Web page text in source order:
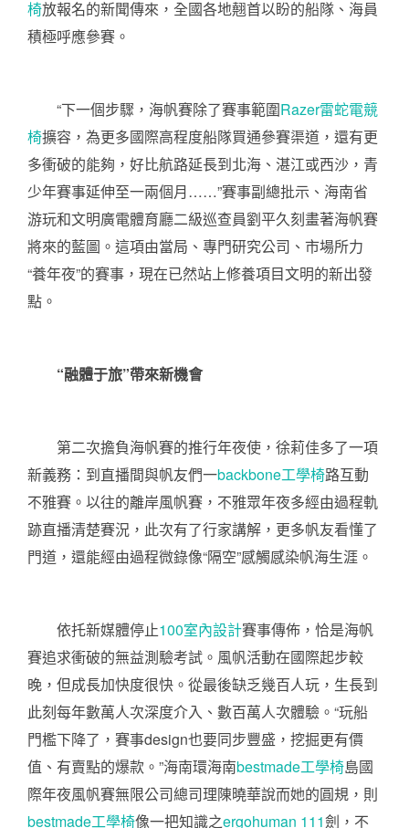
椅放報名的新聞傳來，全國各地翹首以盼的船隊、海員
積極呼應參賽。
“下一個步驟，海帆賽除了賽事範圍Razer雷蛇電競
椅擴容，為更多國際高程度船隊買通參賽渠道，還有更
多衝破的能夠，好比航路延長到北海、湛江或西沙，青
少年賽事延伸至一兩個月……”賽事副總批示、海南省
游玩和文明廣電體育廳二級巡查員劉平久刻畫著海帆賽
將來的藍圖。這項由當局、專門研究公司、市場所力
“養年夜”的賽事，現在已然站上修養項目文明的新出發
點。
“融體于旅”帶來新機會
第二次擔負海帆賽的推行年夜使，徐莉佳多了一項
新義務：到直播間與帆友們一backbone工學椅路互動
不雅賽。以往的離岸風帆賽，不雅眾年夜多經由過程軌
跡直播清楚賽況，此次有了行家講解，更多帆友看懂了
門道，還能經由過程微錄像“隔空”感觸感染帆海生涯。
依托新媒體停止100室內設計賽事傳佈，恰是海帆
賽追求衝破的無益測驗考試。風帆活動在國際起步較
晚，但成長加快度很快。從最後缺乏幾百人玩，生長到
此刻每年數萬人次深度介入、數百萬人次體驗。“玩船
門檻下降了，賽事design也要同步豐盛，挖掘更有價
值、有賣點的爆款。”海南環海南bestmade工學椅島國
際年夜風帆賽無限公司總司理陳曉華說而她的圓規，則
bestmade工學椅像一把知識之ergohuman 111劍，不